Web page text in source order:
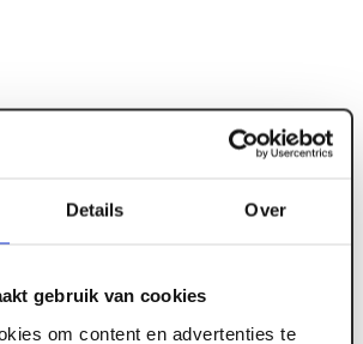
Details Over
gebruik van cookies
om content en advertenties te
SLS C24 FSC